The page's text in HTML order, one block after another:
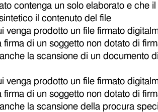
contenga un solo elaborato e che
il contenuto del file
venga prodotto un file firmato
firma di un soggetto non dotato di
la scansione di un documento
venga prodotto un file firmato
firma di un soggetto non dotato di
la scansione della procura